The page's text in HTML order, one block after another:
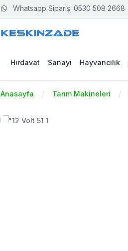
Whatsapp Sipariş: 0530 508 2668
Hırdavat Sanayi Hayvancılık
Anasayfa Tarım Makineleri